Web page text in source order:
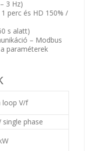
3 Hz)
perc és HD 150% /
s alatt)
– Modbus
paraméterek
loop V/f
single phase